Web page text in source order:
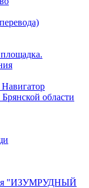
области
"ИЗУМРУДНЫЙ